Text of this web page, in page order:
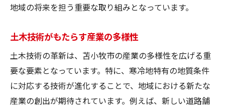
地域の将来を担う重要な取り組みとなっています。
土木技術がもたらす産業の多様性
土木技術の革新は、苫小牧市の産業の多様性を広げる重
要な要素となっています。特に、寒冷地特有の地質条件
に対応する技術が進化することで、地域における新たな
産業の創出が期待されています。例えば、新しい道路舗